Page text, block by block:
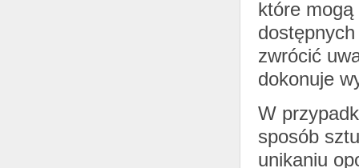
które
zwrócić
dokonuje
W
sposób
unikaniu